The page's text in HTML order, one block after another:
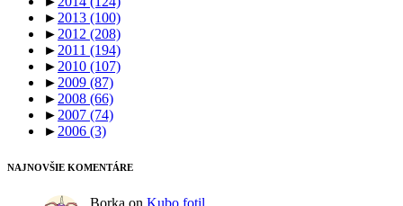
►2013 (100)
►2012 (208)
►2011 (194)
►2010 (107)
►2009 (87)
►2008 (66)
►2007 (74)
►2006 (3)
NAJNOVŠIE KOMENTÁRE